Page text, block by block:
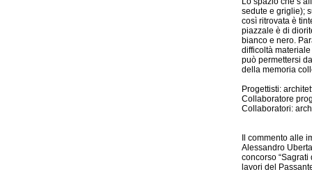
sedute e griglie);
così ritrovata è
piazzale è di
bianco e nero.
difficoltà
può permettersi
della memoria
Progettisti:
Collaboratore
Collaboratori:
Il commento alle
Alessandro
concorso
lavori del